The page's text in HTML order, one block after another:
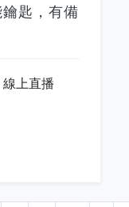
鑰匙，有備
上直播